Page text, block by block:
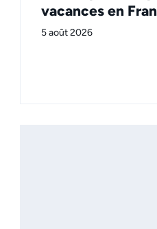
vacances en
5 août 2026